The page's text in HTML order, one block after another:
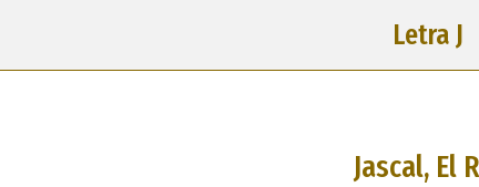
Letra J
Jascal, El